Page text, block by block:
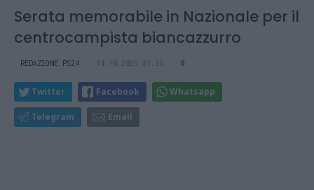
Serata memorabile in Nazionale per il
centrocampista biancazzurro
REDAZIONE PS24 14.10.2025 21:33 0
Twitter Facebook Whatsapp
Telegram Email